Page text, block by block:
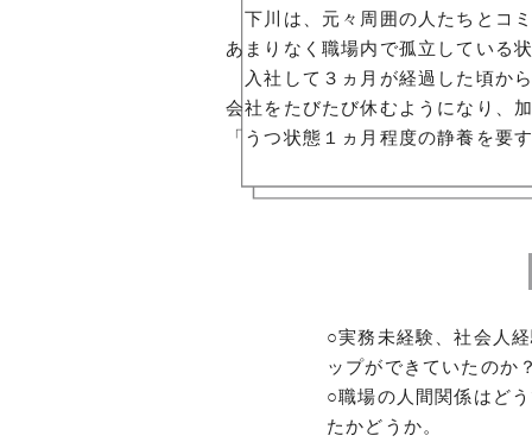
下川は、元々周囲の人たちとコ
あまりなく職場内で孤立している
入社して３ヵ月が経過した頃か
会社をたびたび休むようになり、
「うつ状態１ヵ月程度の静養を要
○実務未経験、社会人
ップができていたのか
○職場の人間関係はど
たかどうか。